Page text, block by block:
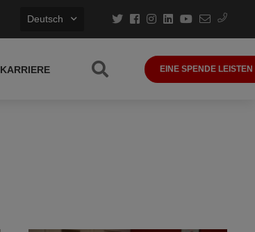
Deutsch
KARRIERE EINE SPENDE LEISTEN